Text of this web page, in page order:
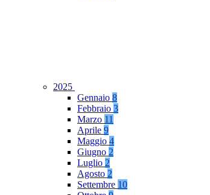
2025
Gennaio 8
Febbraio 3
Marzo 11
Aprile 9
Maggio 4
Giugno 2
Luglio 2
Agosto 2
Settembre 10